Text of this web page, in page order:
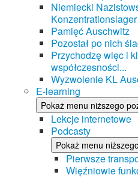
Niemiecki
Pamięć Auschwitz
Pozostał po nich
Przychodzę więc i
współczesności...
Wyzwolenie KL
E-learning
Pokaż menu niższego
Lekcje internetowe
Podcasty
Pokaż menu
Pierwsze
Więźniowie